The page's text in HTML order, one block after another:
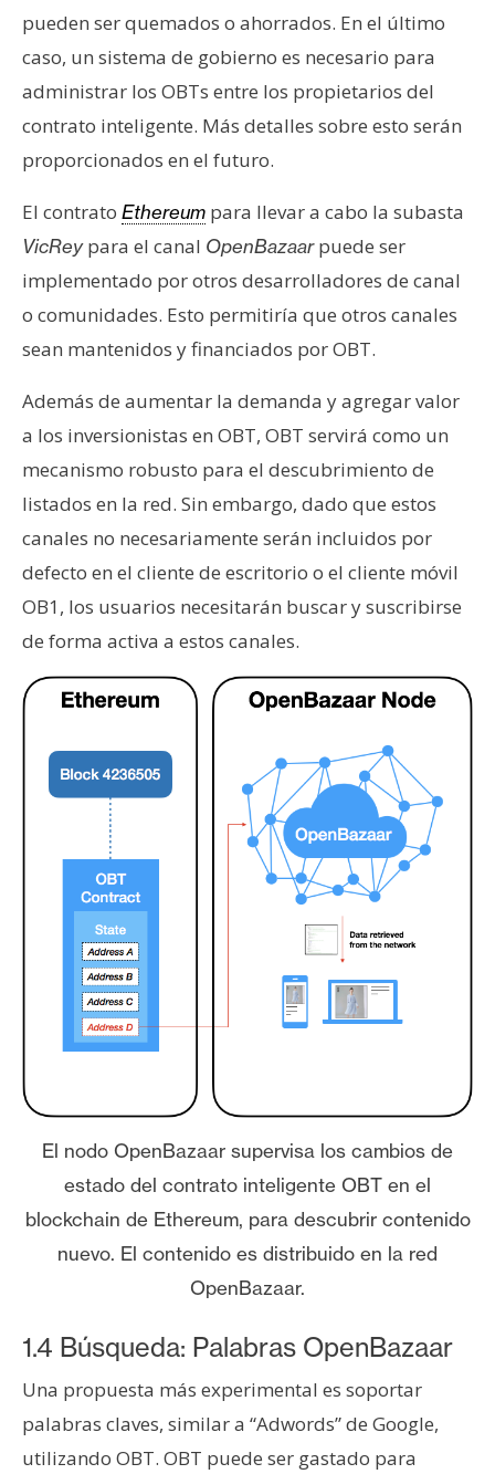
pueden ser quemados o ahorrados. En el último
caso, un sistema de gobierno es necesario para
administrar los OBTs entre los propietarios del
contrato inteligente. Más detalles sobre esto serán
proporcionados en el futuro.
El contrato Ethereum para llevar a cabo la subasta
VicReypara el canal OpenBazaarpuede ser
implementado por otros desarrolladores de canal
o comunidades. Esto permitiría que otros canales
sean mantenidos y financiados por OBT.
Además de aumentar la demanda y agregar valor
a los inversionistas en OBT, OBT servirá como un
mecanismo robusto para el descubrimiento de
listados en la red. Sin embargo, dado que estos
canales no necesariamente serán incluidos por
defecto en el cliente de escritorio o el cliente móvil
OB1, los usuarios necesitarán buscar y suscribirse
de forma activa a estos canales.
El nodo OpenBazaar supervisa los cambios de
estado del contrato inteligente OBT en el
blockchain de Ethereum, para descubrir contenido
nuevo. El contenido es distribuido en la red
OpenBazaar.
1.4 Búsqueda: Palabras OpenBazaar
Una propuesta más experimental es soportar
palabras claves, similar a “Adwords” de Google,
utilizando OBT. OBT puede ser gastado para